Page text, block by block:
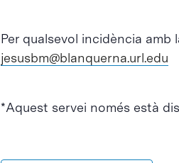
Per qualsevol incidència
jesusbm@blanquerna.url.edu
*Aquest servei només està